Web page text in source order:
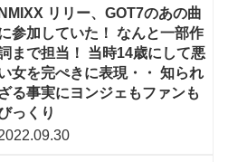
NMIXX リリー、GOT7のあの曲
参加していた！ なんと一部作
まで担当！ 当時14歳にして悪
女を完ぺきに表現・・ 知られ
ざる事実にヨンジェもファンも
っくり